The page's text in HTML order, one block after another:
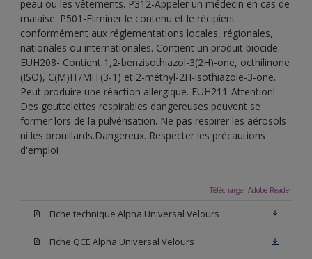
peau ou les vêtements. P312-Appeler un médecin en cas de
malaise. P501-Eliminer le contenu et le récipient
conformément aux réglementations locales, régionales,
nationales ou internationales. Contient un produit biocide.
EUH208- Contient 1,2-benzisothiazol-3(2H)-one, octhilinone
(ISO), C(M)IT/MIT(3-1) et 2-méthyl-2H-isothiazole-3-one.
Peut produire une réaction allergique. EUH211-Attention!
Des gouttelettes respirables dangereuses peuvent se
former lors de la pulvérisation. Ne pas respirer les aérosols
ni les brouillards.Dangereux. Respecter les précautions
d'emploi
Télécharger Adobe Reader
Fiche technique Alpha Universal Velours
Fiche QCE Alpha Universal Velours